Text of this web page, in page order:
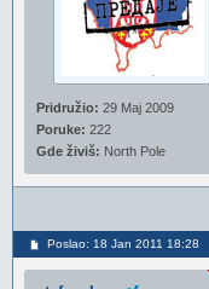
Pridružio: 29 Maj 2009
Poruke: 222
Gde živiš: North Pole
Poslao: 18 Jan 2011 18:28